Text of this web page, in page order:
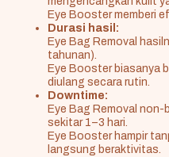
Eye Booster memberi
Durasi hasil:
Eye Bag Removal
tahunan).
Eye Booster biasanya
diulang secara rutin.
Downtime:
Eye Bag Removal non-
sekitar 1–3 hari.
Eye Booster hampir
langsung beraktivitas.